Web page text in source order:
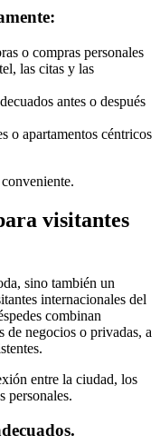
o compras personales
las citas y las
antes o después
o apartamentos céntricos
visitantes
sino también un
internacionales del
combinan
de negocios o privadas, a
entre la ciudad, los
personales.